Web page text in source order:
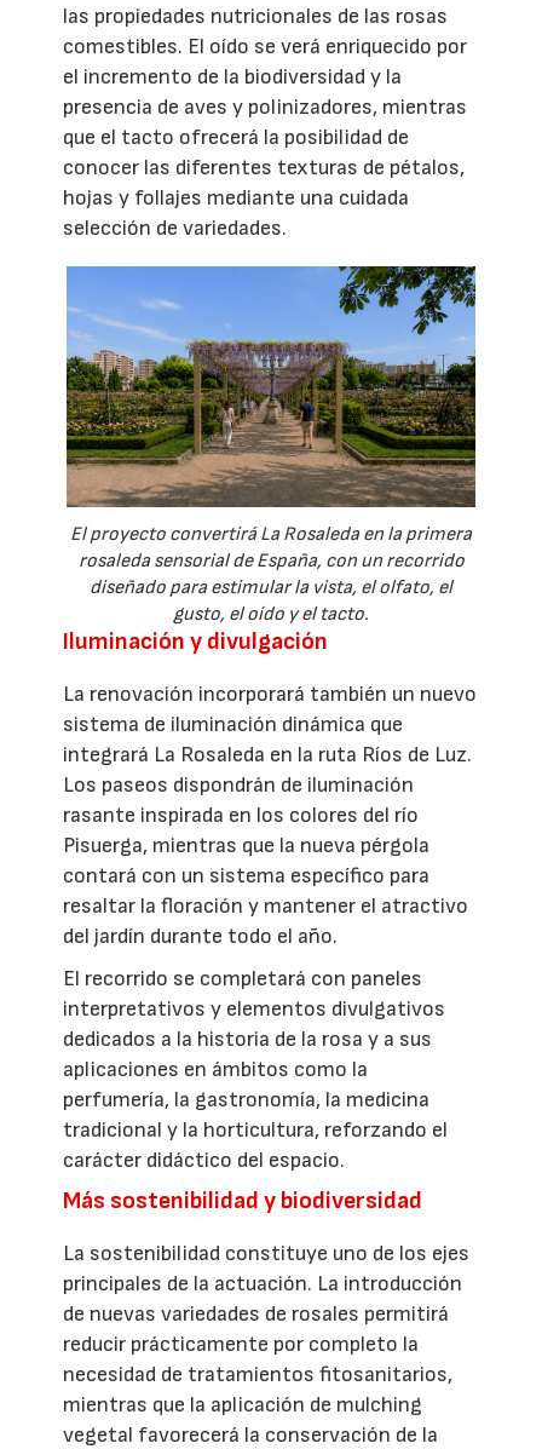
las propiedades nutricionales de las rosas
comestibles. El oído se verá enriquecido por
el incremento de la biodiversidad y la
presencia de aves y polinizadores, mientras
que el tacto ofrecerá la posibilidad de
conocer las diferentes texturas de pétalos,
hojas y follajes mediante una cuidada
selección de variedades.
El proyecto convertirá La Rosaleda en la primera
rosaleda sensorial de España, con un recorrido
diseñado para estimular la vista, el olfato, el
gusto, el oído y el tacto.
Iluminación y divulgación
La renovación incorporará también un nuevo
sistema de iluminación dinámica que
integrará La Rosaleda en la ruta Ríos de Luz.
Los paseos dispondrán de iluminación
rasante inspirada en los colores del río
Pisuerga, mientras que la nueva pérgola
contará con un sistema específico para
resaltar la floración y mantener el atractivo
del jardín durante todo el año.
El recorrido se completará con paneles
interpretativos y elementos divulgativos
dedicados a la historia de la rosa y a sus
aplicaciones en ámbitos como la
perfumería, la gastronomía, la medicina
tradicional y la horticultura, reforzando el
carácter didáctico del espacio.
Más sostenibilidad y biodiversidad
La sostenibilidad constituye uno de los ejes
principales de la actuación. La introducción
de nuevas variedades de rosales permitirá
reducir prácticamente por completo la
necesidad de tratamientos fitosanitarios,
mientras que la aplicación de mulching
vegetal favorecerá la conservación de la